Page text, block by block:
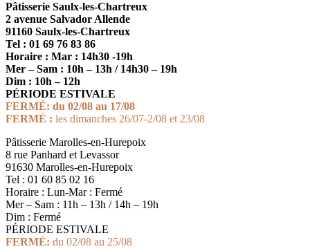
Pâtisserie Saulx-les-Chartreux
2 avenue Salvador Allende
91160 Saulx-les-Chartreux
Tel : 01 69 76 83 86
Horaire : Mar : 14h30 -19h
Mer – Sam : 10h – 13h / 14h30 – 19h
Dim : 10h – 12h
PÉRIODE ESTIVALE
FERMÉ: du 02/08 au 17/08
FERMÉ : les dimanches 26/07-2/08 et 23/08
Pâtisserie Marolles-en-Hurepoix
8 rue Panhard et Levassor
91630 Marolles-en-Hurepoix
Tel : 01 60 85 02 16
Horaire : Lun-Mar : Fermé
Mer – Sam : 11h – 13h / 14h – 19h
Dim : Fermé
PÉRIODE ESTIVALE
FERMÉ: du 02/08 au 25/08